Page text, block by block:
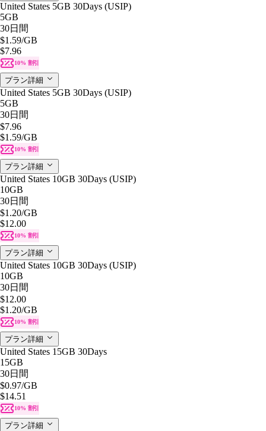
United States 5GB 30Days (USIP)
5GB
30日間
$1.59/GB
$7.96
10% 割引
プラン詳細
United States 5GB 30Days (USIP)
5GB
30日間
$7.96
$1.59/GB
10% 割引
プラン詳細
United States 10GB 30Days (USIP)
10GB
30日間
$1.20/GB
$12.00
10% 割引
プラン詳細
United States 10GB 30Days (USIP)
10GB
30日間
$12.00
$1.20/GB
10% 割引
プラン詳細
United States 15GB 30Days
15GB
30日間
$0.97/GB
$14.51
10% 割引
プラン詳細